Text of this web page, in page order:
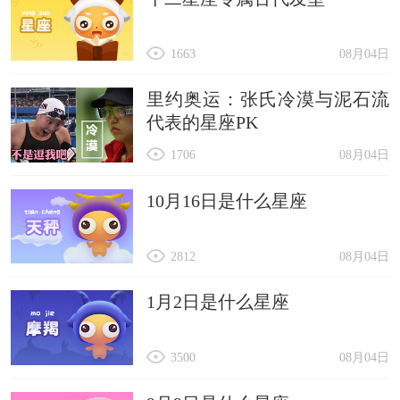
08月04日
1663
里约奥运：张氏冷漠与泥石流
代表的星座PK
08月04日
1706
10月16日是什么星座
08月04日
2812
1月2日是什么星座
08月04日
3500